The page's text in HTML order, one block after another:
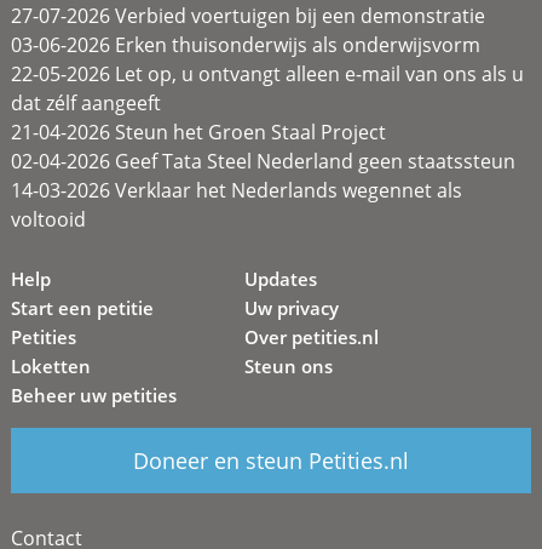
27-07-2026 Verbied voertuigen bij een demonstratie
03-06-2026 Erken thuisonderwijs als onderwijsvorm
22-05-2026 Let op, u ontvangt alleen e-mail van ons als u
dat zélf aangeeft
21-04-2026 Steun het Groen Staal Project
02-04-2026 Geef Tata Steel Nederland geen staatssteun
14-03-2026 Verklaar het Nederlands wegennet als
voltooid
Help
Start een petitie
Petities
Loketten
Beheer uw petities
Updates
Uw privacy
Over petities.nl
Steun ons
Doneer en steun Petities.nl
Contact